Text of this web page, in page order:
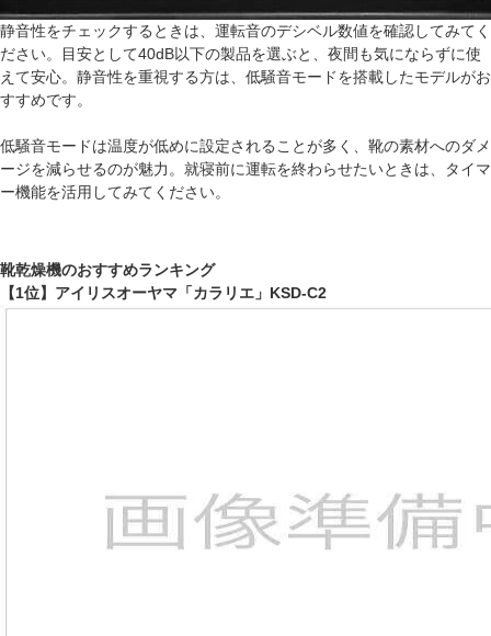
静音性をチェックするときは、運転音のデシベル数値を確認してみてく
ださい。目安として40dB以下の製品を選ぶと、夜間も気にならずに使
えて安心。静音性を重視する方は、低騒音モードを搭載したモデルがお
すすめです。
低騒音モードは温度が低めに設定されることが多く、靴の素材へのダメ
ージを減らせるのが魅力。就寝前に運転を終わらせたいときは、タイマ
ー機能を活用してみてください。
靴乾燥機のおすすめランキング
【1位】アイリスオーヤマ「カラリエ」KSD-C2